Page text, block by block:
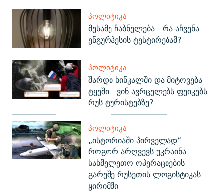
ᲞᲝᲚᲘᲢᲘᲙᲐ
მესამე ჩაბნელება - რა აჩვენა
ენგურჰესის ტესტირებამ?
ᲞᲝᲚᲘᲢᲘᲙᲐ
შარდი ხინკალში და მიტოვება
ტყეში - ვინ ავრცელებს ფეიკებს
რუს ტურისტებზე?
ᲞᲝᲚᲘᲢᲘᲙᲐ
„ისტორიაში პირველად“:
როგორ არღვევს უკრაინა
სახმელეთო ოპერაციების
გარეშე რუსეთის ლოგისტიკას
ყირიმში